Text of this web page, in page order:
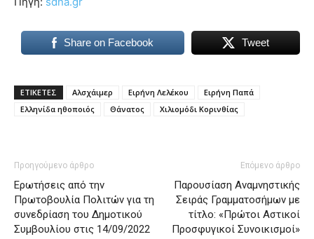
Share on Facebook Tweet
ΕΤΙΚΕΤΕΣ Αλσχάιμερ Ειρήνη Λελέκου
Ειρήνη Παπά
Ελληνίδα ηθοποιός
Θάνατος Χιλιομόδι Κορινθίας
Προηγούμενο άρθρο
Ερωτήσεις από την
Πρωτοβουλία Πολιτών για τη
συνεδρίαση του Δημοτικού
Συμβουλίου στις 14/09/2022
Επόμενο άρθρο
Παρουσίαση Αναμνηστικής
Σειράς Γραμματοσήμων με
τίτλο: «Πρώτοι Αστικοί
Προσφυγικοί Συνοικισμοί»